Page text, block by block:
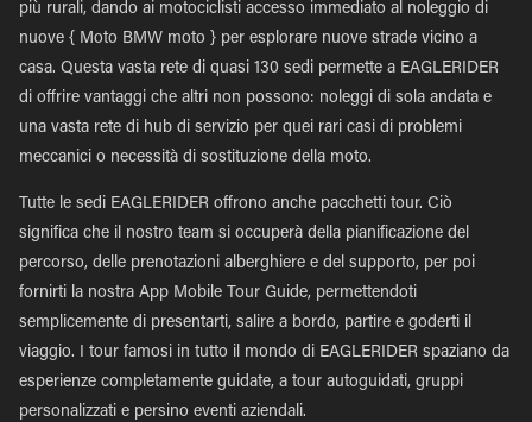
più rurali, dando ai motociclisti accesso immediato al noleggio di
nuove { Moto BMW moto } per esplorare nuove strade vicino a
casa. Questa vasta rete di quasi 130 sedi permette a EAGLERIDER
di offrire vantaggi che altri non possono: noleggi di sola andata e
una vasta rete di hub di servizio per quei rari casi di problemi
meccanici o necessità di sostituzione della moto.
Tutte le sedi EAGLERIDER offrono anche pacchetti tour. Ciò
significa che il nostro team si occuperà della pianificazione del
percorso, delle prenotazioni alberghiere e del supporto, per poi
fornirti la nostra App Mobile Tour Guide, permettendoti
semplicemente di presentarti, salire a bordo, partire e goderti il
viaggio. I tour famosi in tutto il mondo di EAGLERIDER spaziano da
esperienze completamente guidate, a tour autoguidati, gruppi
personalizzati e persino eventi aziendali.